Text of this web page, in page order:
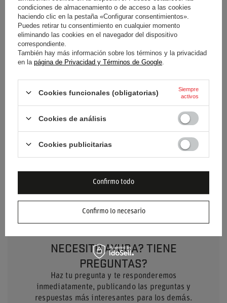
Condición Nuevo
Género Masculino
Color Blanco
Grupo de edad
Material
NECESITO AYUDA? TIENE
PREGUNTAS?
Haz tu pregunta y te responderemos
inmediatamente, publicando las preguntas y
respuestas más interesantes para los demás.
condiciones de almacenamiento o de acceso a las cookies
haciendo clic en la pestaña «Configurar consentimientos».
Puedes retirar tu consentimiento en cualquier momento
eliminando las cookies en el navegador del dispositivo
correspondiente.
También hay más información sobre los términos y la privacidad
en la página de Privacidad y Términos de Google
Cookies funcionales (obligatorias)
Siempre
activos
Cookies de análisis
Cookies publicitarias
Confirmo lo necesario
Confirmo todo